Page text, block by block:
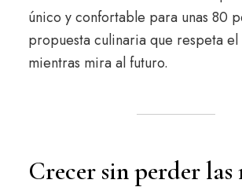
único y confortable para unas 80
propuesta culinaria que respeta el
mientras mira al futuro.
Crecer sin perder las